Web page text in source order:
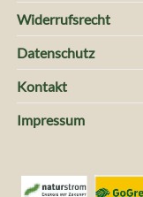
Widerrufsrecht
Datenschutz
Kontakt
Impressum